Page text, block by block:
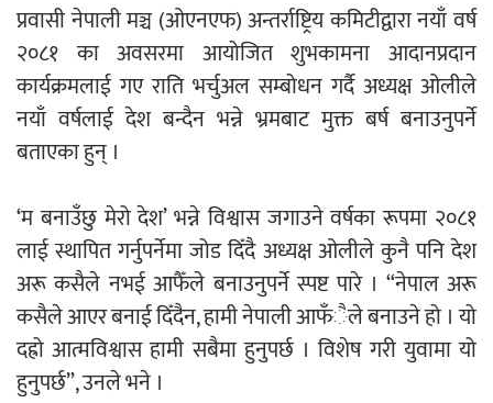
सहुलियत ऋण लिने बाटो
बनाउँछ नदीलाई संरक्षण हकदार
प्रतिस्पर्धाबिनाको नियुक्ति बदरबारे अन्तरिम
आदेश निक्र्योल गर्न असार ६ मा पेसी
प्रवासी नेपाली मञ्च (ओएनएफ) अन्तर्राष्ट्रिय कमिटीद्वारा नयाँ वर्ष
२०८१ का अवसरमा आयोजित शुभकामना आदानप्रदान
कार्यक्रमलाई गए राति भर्चुअल सम्बोधन गर्दै अध्यक्ष ओलीले
नयाँ वर्षलाई देश बन्दैन भन्ने भ्रमबाट मुक्त बर्ष बनाउनुपर्ने
बताएका हुन् ।
‘म बनाउँछु मेरो देश’ भन्ने विश्वास जगाउने वर्षका रूपमा २०८१
लाई स्थापित गर्नुपर्नेमा जोड दिँदै अध्यक्ष ओलीले कुनै पनि देश
अरू कसैले नभई आफैँले बनाउनुपर्ने स्पष्ट पारे । “नेपाल अरू
कसैले आएर बनाई दिँदैन, हामी नेपाली आफँैले बनाउने हो । यो
दह्रो आत्मविश्वास हामी सबैमा हुनुपर्छ । विशेष गरी युवामा यो
हुनुपर्छ”, उनले भने ।